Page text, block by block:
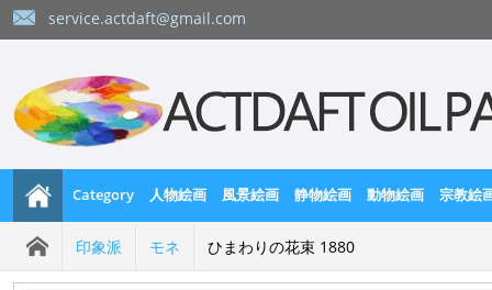
service.actdaft@gmail.com
Category 人物絵画 風景絵画 静物絵画 動物絵画 宗教絵
印象派 モネ ひまわりの花束 1880